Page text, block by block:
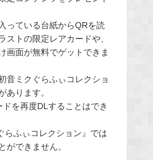
っている台紙からQRを読
ストの限定レアカードや、
画面が無料でゲットできま
音ミクぐらふぃコレクショ
あります。
を再度DLすることはでき
ふぃコレクション』では
ができません。